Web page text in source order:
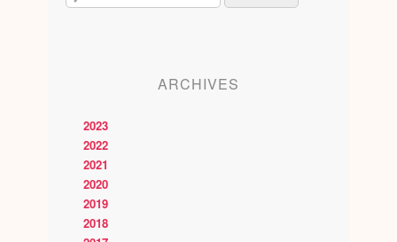
ARCHIVES
2023
2022
2021
2020
2019
2018